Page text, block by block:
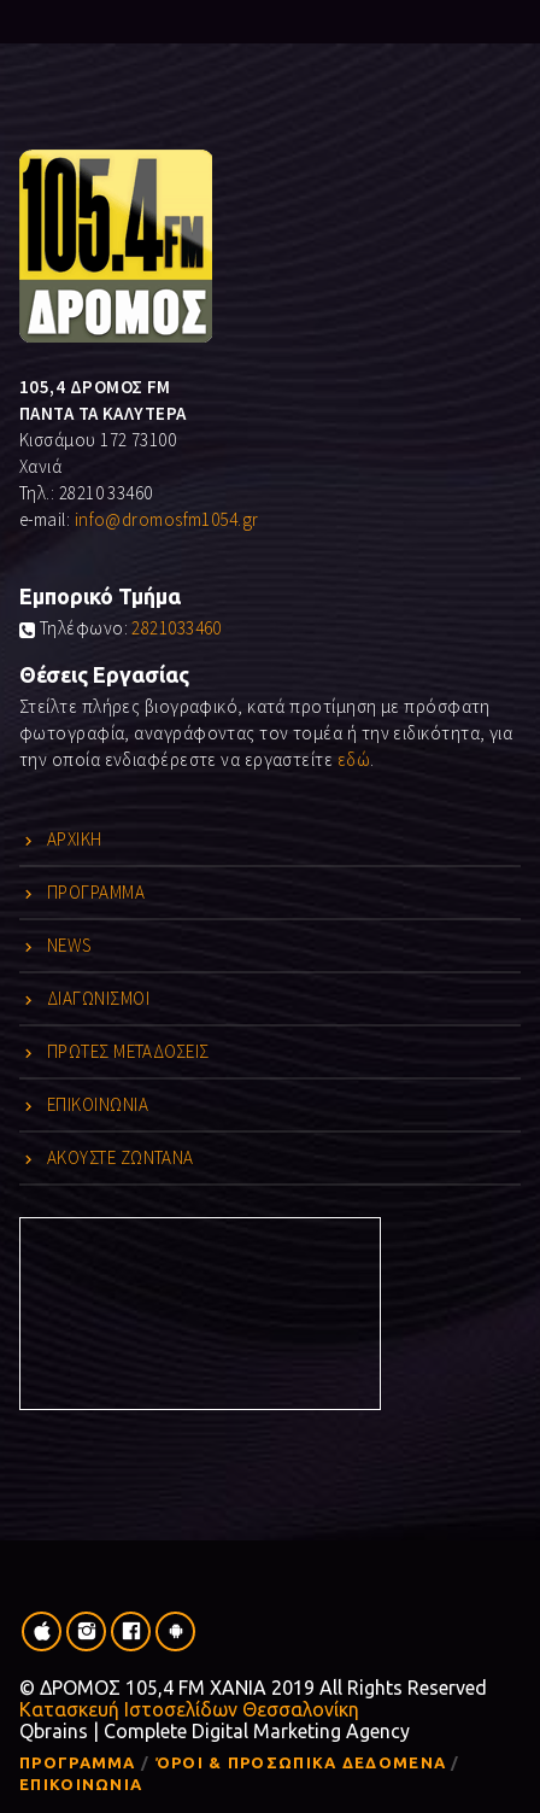
105,4 ΔΡΟΜΟΣ FM
ΠΑΝΤΑ ΤΑ ΚΑΛΥΤΕΡΑ
Κισσάμου 172 73100
Χανιά
Τηλ.: 28210 33460
e-mail: info@dromosfm1054.gr
Εμπορικό Τμήμα
Τηλέφωνο:2821033460
Θέσεις Εργασίας
Στείλτε πλήρες βιογραφικό, κατά προτίμηση με πρόσφατη
φωτογραφία, αναγράφοντας τον τομέα ή την ειδικότητα, για
την οποία ενδιαφέρεστε να εργαστείτε εδώ.
ΑΡΧΙΚΗ
ΠΡΟΓΡΑΜΜΑ
NEWS
ΔΙΑΓΩΝΙΣΜΟΙ
ΠΡΩΤΕΣ ΜΕΤΑΔΟΣΕΙΣ
ΕΠΙΚΟΙΝΩΝΙΑ
ΑΚΟΥΣΤΕ ΖΩΝΤΑΝΑ
© ΔΡΟΜΟΣ 105,4 FM ΧΑΝΙΑ 2019 All Rights Reserved
Κατασκευή Ιστοσελίδων Θεσσαλονίκη
Qbrains | Complete Digital Marketing Agency
ΠΡΟΓΡΑΜΜΑ
ΌΡΟΙ & ΠΡΟΣΩΠΙΚΑ ΔΕΔΟΜΕΝΑ
ΕΠΙΚΟΙΝΩΝΙΑ